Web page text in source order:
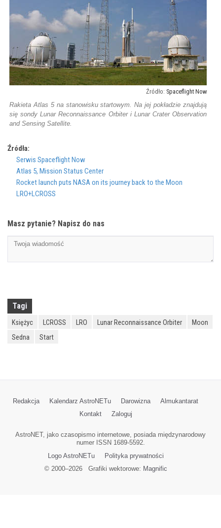
Spaceflight Now
Rakieta Atlas 5 na stanowisku startowym. Na jej pokładzie znajdują
się sondy Lunar Reconnaissance Orbiter i Lunar Crater Observation
and Sensing Satellite.
Źródła:
Serwis Spaceflight Now
Atlas 5, Mission Status Center
Rocket launch puts NASA on its journey back to the Moon
LRO+LCROSS
Masz pytanie? Napisz do nas
Tagi
Księżyc LCROSS LRO Lunar Reconnaissance Orbiter
Moon
Sedna
Start
Redakcja Kalendarz AstroNETu Darowizna
Almukantarat
Kontakt
Zaloguj
AstroNET, jako czasopismo internetowe, posiada międzynarodowy
numer ISSN 1689-5592.
Logo AstroNETu
Polityka prywatności
© 2000–2026Grafiki wektorowe: Magnific